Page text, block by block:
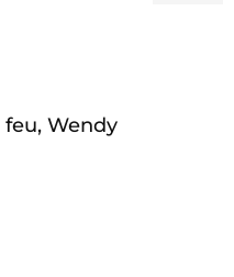
Wendy